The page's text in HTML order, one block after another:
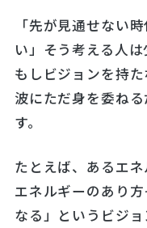
「先が見通せない
い」そう考える人は
もしビジョンを持
波にただ身を委ね
す。
たとえば、あるエ
エネルギーのあり
なる」というビジ